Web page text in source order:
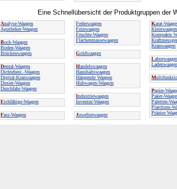
Eine Schnellübersicht der Produktgruppen der
Analyse-Waagen
Apotheker-Waagen
Bock-Waagen
Boden-Waagen
Brückenwaagen
Dental-Waagen
Dichtebest.-Waagen
Digital-Kranwaagen
Dosier-Waagen
Durchfahr-Waagen
Eichfähige-Waagen
Fass-Waagen
Federwaagen
Feinwaagen
Feuchte-Waagen
Flächenmassewaagen
Goldwaagen
Handelswaagen
Haushaltswaagen
Hängende Waagen
Hubwagen-Waagen
Industriewaagen
Inventur-Waagen
Juwelierwaagen
Karat-
Kleinwaagen
Kompakte
Kranwaagen
L
M
Papier-
Paket-
Paletten-
Plattform-
Präzise